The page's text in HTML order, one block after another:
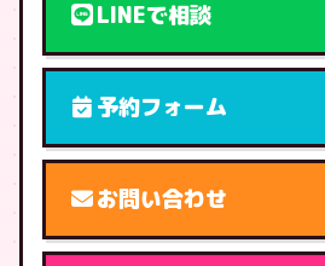
LINEで相談
予約フォーム
お問い合わせ